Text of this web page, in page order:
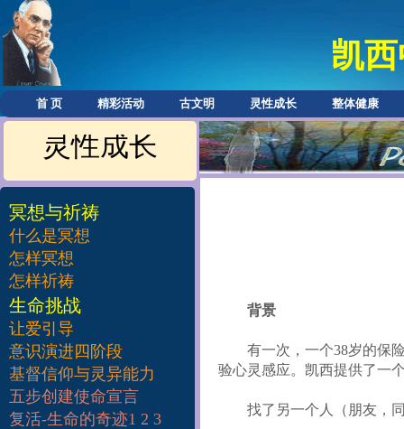
凯
首 页 精彩活动 古文明 灵性成长 整体健康
灵性成长
背景
有一次，一个38岁的保
验心灵感应。凯西提供了一
找了另一个人（朋友，
冥想与祈祷
什么是冥想
怎样冥想
怎样祈祷
​生命挑战
让爱引导
意识演进四阶段
基督信仰与灵异能力
五步创建使命宣言
复活-生命的奇迹1 2 3